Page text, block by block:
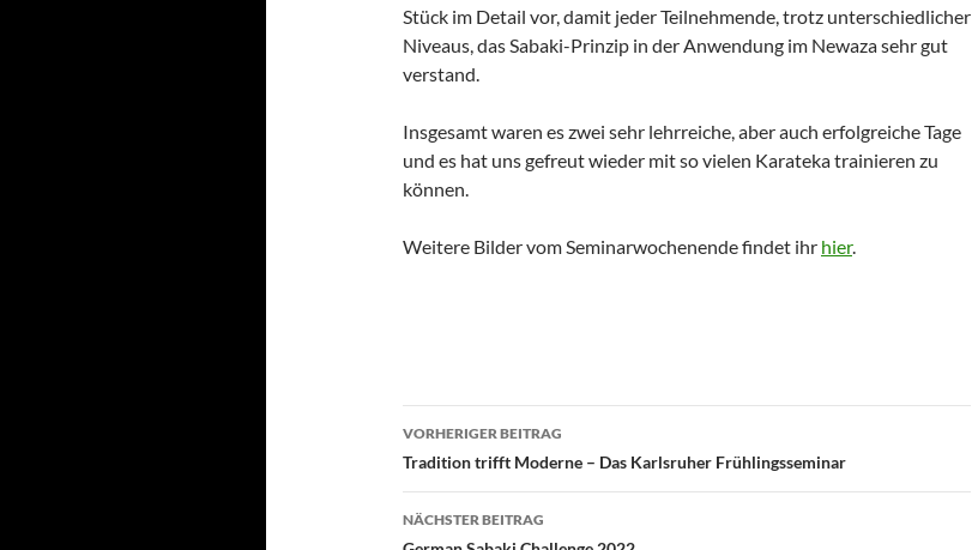
Stück im Detail vor, damit jeder Teilnehmende, trotz unterschiedlicher
Niveaus, das Sabaki-Prinzip in der Anwendung im Newaza sehr gut
verstand.
Insgesamt waren es zwei sehr lehrreiche, aber auch erfolgreiche Tage
und es hat uns gefreut wieder mit so vielen Karateka trainieren zu
können.
Weitere Bilder vom Seminarwochenende findet ihr hier.
Beitragsnavigation
VORHERIGER BEITRAG
Tradition trifft Moderne – Das Karlsruher Frühlingsseminar
NÄCHSTER BEITRAG